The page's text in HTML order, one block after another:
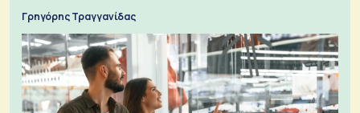
Γρηγόρης Τραγγανίδας